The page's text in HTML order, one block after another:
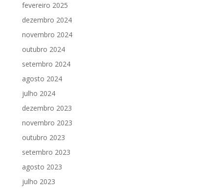
fevereiro 2025
dezembro 2024
novembro 2024
outubro 2024
setembro 2024
agosto 2024
julho 2024
dezembro 2023
novembro 2023
outubro 2023
setembro 2023
agosto 2023
julho 2023